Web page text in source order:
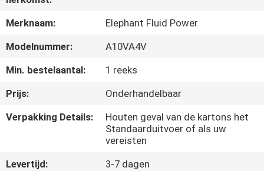
KWALITEITSCONTROLE
ONS
NIEUWS
Merknaam:
Elephant Fluid Power
Modelnummer:
A10VA4V
Min. bestelaantal:
1 reeks
Prijs:
Onderhandelbaar
Verpakking Details:
Houten geval van de kartons het
Standaarduitvoer of als uw
vereisten
Levertijd:
3-7 dagen